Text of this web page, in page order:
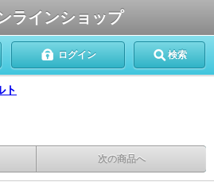
ラインショップ
ログイン 検索
ト
次の商品へ